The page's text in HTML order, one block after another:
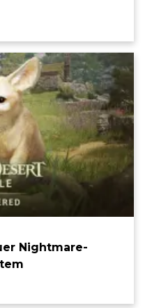
Nightmare-